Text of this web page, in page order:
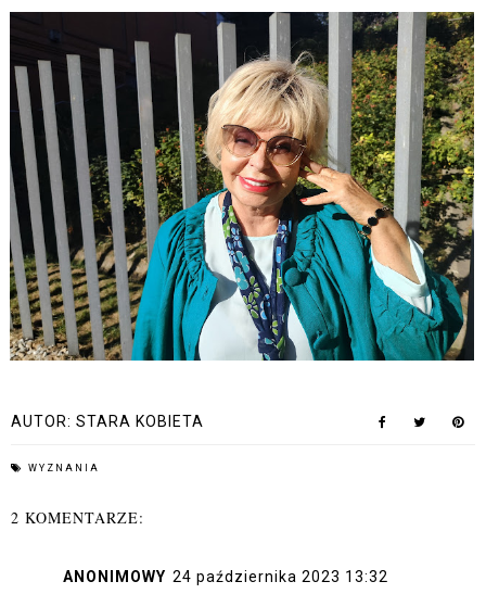
AUTOR: STARA KOBIETA
WYZNANIA
2 KOMENTARZE:
ANONIMOWY 24 października 2023 13:32